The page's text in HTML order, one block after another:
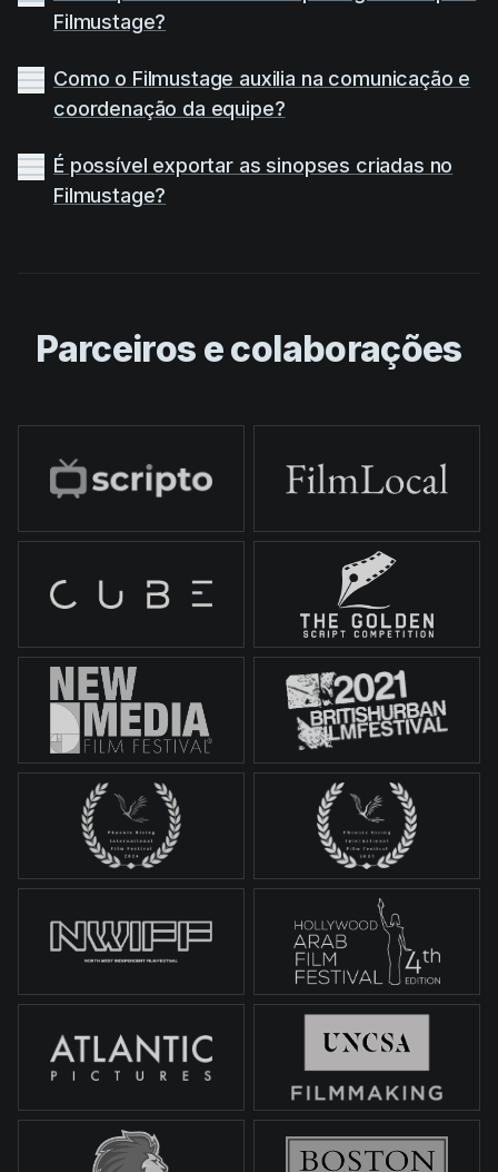
Filmustage?
Como o Filmustage auxilia na comunicação e
coordenação da equipe?
É possível exportar as sinopses criadas no
Filmustage?
Parceiros e colaborações